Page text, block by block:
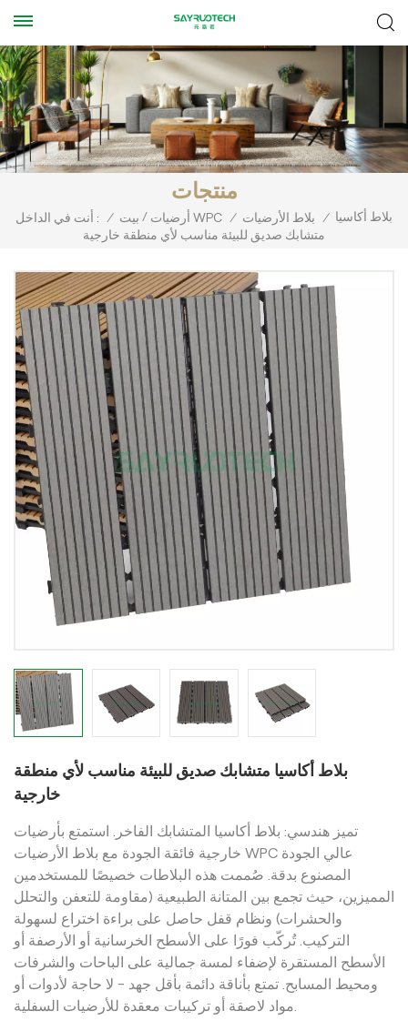
منتجات
أنت في الداخل : / بيت / أرضيات WPC / بلاط الأرضيات / بلاط أكاسيا
متشابك صديق للبيئة مناسب لأي منطقة خارجية
بلاط أكاسيا متشابك صديق للبيئة مناسب لأي منطقة
خارجية
تميز هندسي: بلاط أكاسيا المتشابك الفاخر. استمتع بأرضيات
خارجية فائقة الجودة مع بلاط الأرضيات WPC عالي الجودة
المصنوع بدقة. صُممت هذه البلاطات خصيصًا للمستخدمين
المميزين، حيث تجمع بين المتانة الطبيعية (مقاومة للتعفن والتحلل
والحشرات) ونظام قفل حاصل على براءة اختراع لسهولة
التركيب. تُركّب فورًا على الأسطح الخرسانية أو الأرصفة أو
الأسطح المستقرة لإضفاء لمسة جمالية على الباحات والشرفات
ومحيط المسابح. تمتع بأناقة دائمة بأقل جهد - لا حاجة لأدوات أو